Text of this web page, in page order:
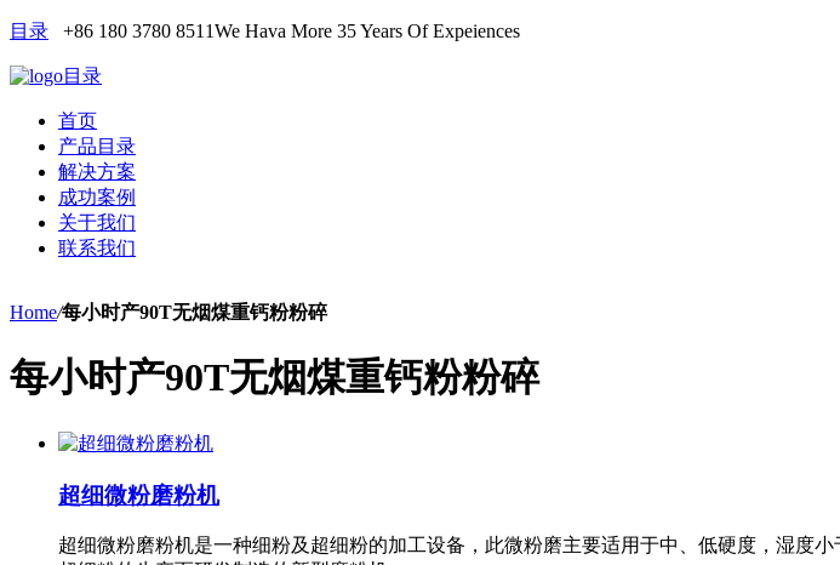
目录 +86 180 3780 8511We Hava More 35 Years Of Expeiences
目录
首页
产品目录
解决方案
成功案例
关于我们
联系我们
Home/每小时产90T无烟煤重钙粉粉碎
每小时产90T无烟煤重钙粉粉碎
超细微粉磨粉机
超细微粉磨粉机是一种细粉及超细粉的加工设备，此微粉磨主要适用于中、低硬度，湿度